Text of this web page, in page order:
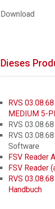
Download
Dieses
RVS
MEDIUM 5-
RVS
RVS
Software
FSV Reader
FSV Reader
RVS
Handbuch